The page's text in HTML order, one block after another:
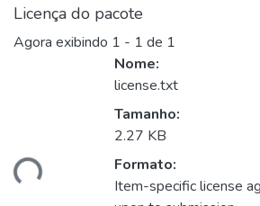
Licença do pacote
Agora exibindo 1 - 1 de 1
Nome:
license.txt
Tamanho:
2.27 KB
Formato:
Item-specific license